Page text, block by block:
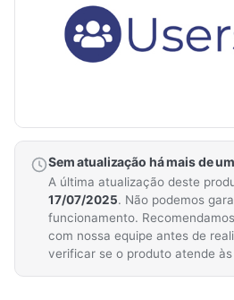
Sem atualização há mais de
A última atualização deste
17/07/2025. Não podemos
funcionamento.
com nossa equipe antes de
verificar se o produto atende